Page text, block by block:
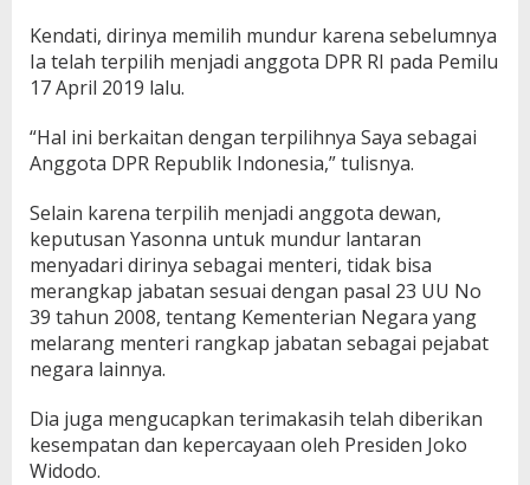
Kendati, dirinya memilih mundur karena sebelumnya
Ia telah terpilih menjadi anggota DPR RI pada Pemilu
17 April 2019 lalu.
“Hal ini berkaitan dengan terpilihnya Saya sebagai
Anggota DPR Republik Indonesia,” tulisnya.
Selain karena terpilih menjadi anggota dewan,
keputusan Yasonna untuk mundur lantaran
menyadari dirinya sebagai menteri, tidak bisa
merangkap jabatan sesuai dengan pasal 23 UU No
39 tahun 2008, tentang Kementerian Negara yang
melarang menteri rangkap jabatan sebagai pejabat
negara lainnya.
Dia juga mengucapkan terimakasih telah diberikan
kesempatan dan kepercayaan oleh Presiden Joko
Widodo.